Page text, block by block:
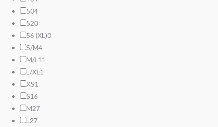
504
520
56 (XL)0
S/M4
M/L 11
L/XL 1
XS1
S16
M27
L 27